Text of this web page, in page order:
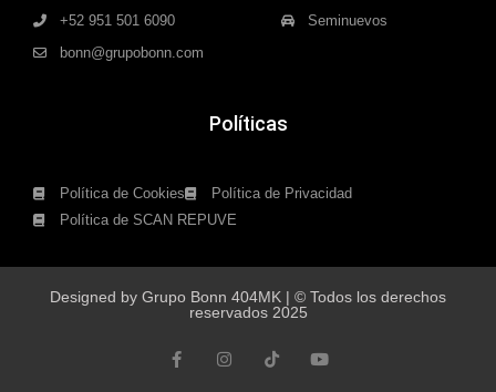
+52 951 501 6090
bonn@grupobonn.com
Seminuevos
Políticas
Política de Cookies
Política de Privacidad
Política de SCAN REPUVE
Designed by Grupo Bonn 404MK | © Todos los derechos
reservados 2025
F
a
I
n
T
i
Y
o